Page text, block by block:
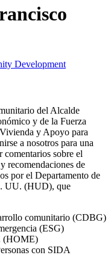
Development
del Alcalde
y de la Fuerza
y Apoyo para
a nosotros para una
sobre el
recomendaciones de
por el Departamento de
UU. (HUD), que
comunitario (CDBG)
(ESG)
(HOME)
con SIDA